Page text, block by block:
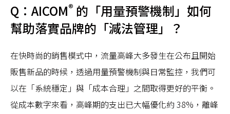
Q：AICOM® 的「用量預警機制」如何
幫助落實品牌的「減法管理」？
在快時尚的銷售模式中，流量高峰大多發生在公布且開始
販售新品的時候，透過用量預警機制與日常監控，我們可
以在「系統穩定」與「成本合理」之間取得更好的平衡。
從成本數字來看，高峰期的支出已大幅優化約 38%，離峰